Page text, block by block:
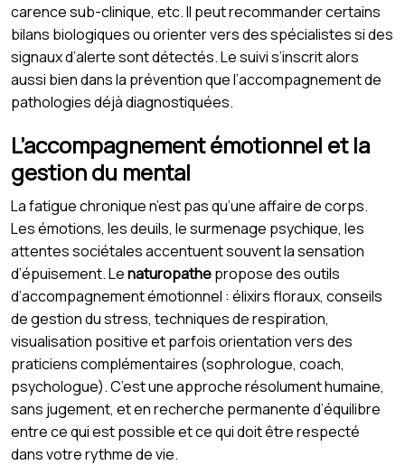
carence sub-clinique, etc. Il peut recommander certains
bilans biologiques ou orienter vers des spécialistes si des
signaux d’alerte sont détectés. Le suivi s’inscrit alors
aussi bien dans la prévention que l’accompagnement de
pathologies déjà diagnostiquées.
L’accompagnement émotionnel et la
gestion du mental
La fatigue chronique n’est pas qu’une affaire de corps.
Les émotions, les deuils, le surmenage psychique, les
attentes sociétales accentuent souvent la sensation
d’épuisement. Lenaturopathepropose des outils
d’accompagnement émotionnel : élixirs floraux, conseils
de gestion du stress, techniques de respiration,
visualisation positive et parfois orientation vers des
praticiens complémentaires (sophrologue, coach,
psychologue). C’est une approche résolument humaine,
sans jugement, et en recherche permanente d’équilibre
entre ce qui est possible et ce qui doit être respecté
dans votre rythme de vie.